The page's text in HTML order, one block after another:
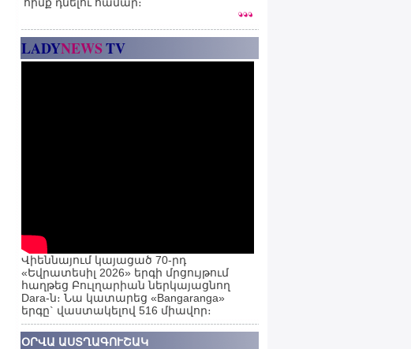
LADYNEWSTV
Վիեննայում կայացած 70-րդ
«Եվրատեսիլ 2026» երգի մրցույթում
հաղթեց Բուլղարիան ներկայացնող
Dara-ն։ Նա կատարեց «Bangaranga»
երգը` վաստակելով 516 միավոր։
ՕՐՎԱ ԱՍՏՂԱԳՈՒՇԱԿ